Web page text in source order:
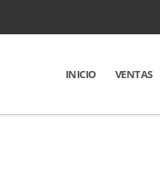
INICIO VENTAS